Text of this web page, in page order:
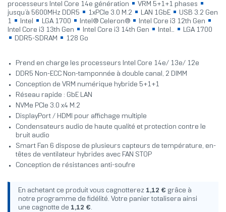
processeurs Intel Core 14e génération
VRM 5+1+1 phases
jusqu’à 5600MHz DDR5
1xPCIe 3.0 M.2 LAN 1GbE
USB 3.2 Gen
1
Intel LGA 1700 Intel® Celeron®
Intel Core i3 12th Gen
Intel Core i3 13th Gen
Intel Core i3 14th Gen Intel...
LGA 1700
DDR5-SDRAM
128 Go
Prend en charge les processeurs Intel Core 14e/ 13e/ 12e
DDR5 Non-ECC Non-tamponnée à double canal, 2 DIMM
Conception de VRM numérique hybride 5+1+1
Réseau rapide : GbE LAN
NVMe PCIe 3.0 x4 M.2
DisplayPort / HDMI pour affichage multiple
Condensateurs audio de haute qualité et protection contre le
bruit audio
Smart Fan 6 dispose de plusieurs capteurs de température, en-
têtes de ventilateur hybrides avec FAN STOP
Conception de résistances anti-soufre
En achetant ce produit vous cagnotterez 1,12 € grâce à
notre programme de fidélité. Votre panier totalisera ainsi
une cagnotte de 1,12 €.